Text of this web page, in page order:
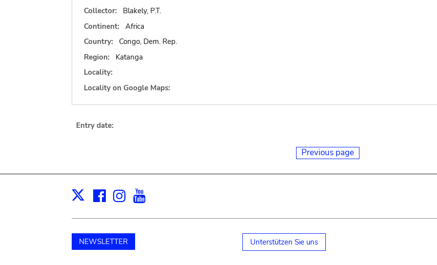
Collector:
Blakely, P.T.
Continent:
Africa
Country:
Congo, Dem. Rep.
Region:
Katanga
Locality:
Locality on Google Maps:
Entry date:
Previous page
X Facebook
Instagram
NEWSLETTER Unterstützen Sie uns